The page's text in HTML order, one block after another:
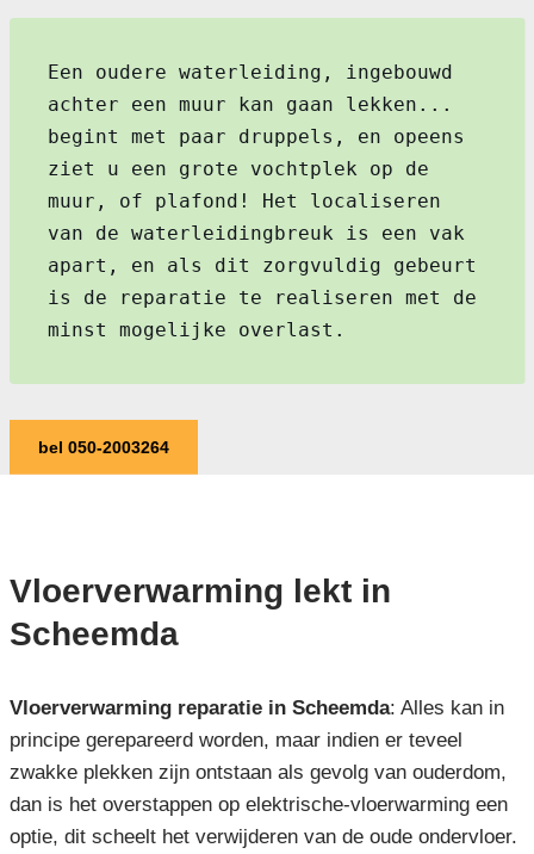
Een oudere waterleiding, ingebouwd
achter een muur kan gaan lekken...
begint met paar druppels, en opeens
ziet u een grote vochtplek op de
muur, of plafond! Het localiseren
van de waterleidingbreuk is een vak
apart, en als dit zorgvuldig gebeurt
is de reparatie te realiseren met de
minst mogelijke overlast.
bel 050-2003264
Vloerverwarming lekt in
Scheemda
Vloerverwarming reparatie in Scheemda: Alles kan in
principe gerepareerd worden, maar indien er teveel
zwakke plekken zijn ontstaan als gevolg van ouderdom,
dan is het overstappen op elektrische-vloerwarming een
optie, dit scheelt het verwijderen van de oude ondervloer.